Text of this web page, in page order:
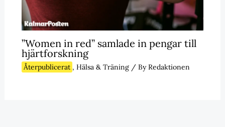
”Women in red” samlade in pengar till
hjärtforskning
Återpublicerat , Hälsa & Träning/ ByRedaktionen